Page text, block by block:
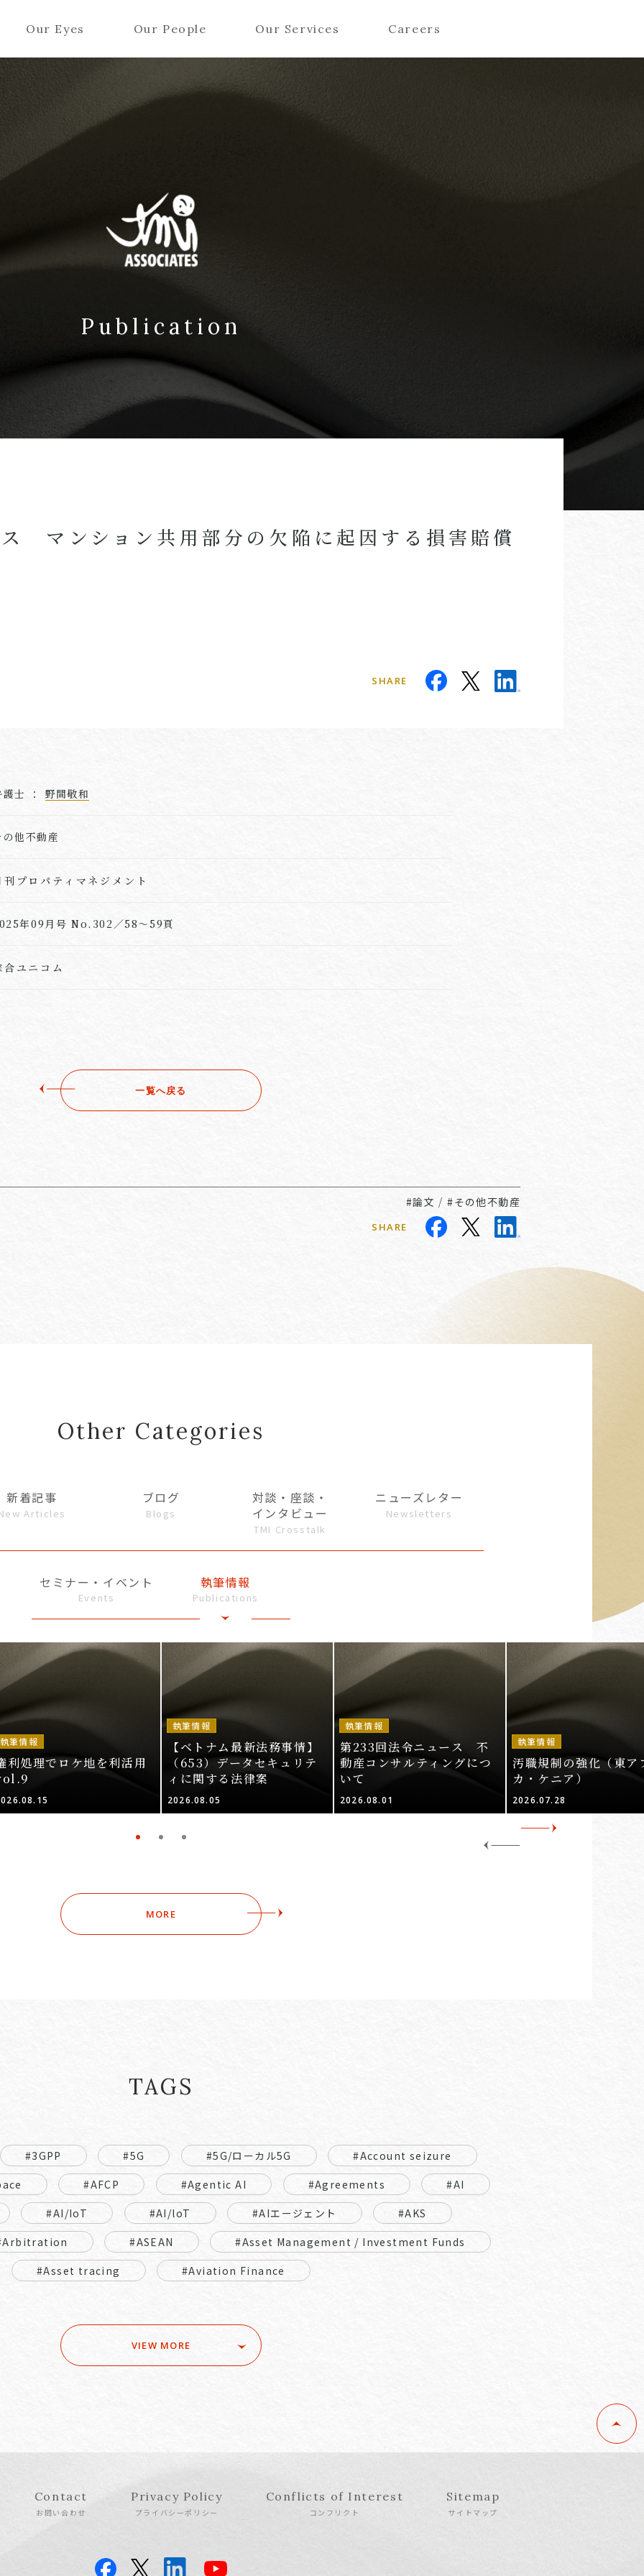
Our Eyes Our People Our Services Careers
Publication
マンション共用部分の欠陥に起因する損害賠償
SHARE
護士 ： 野間敬和
の他不動産
刊プロパティマネジメント
年09月号 No.302／58～59頁
合ユニコム
一覧へ戻る
#論文 /#その他不動産
SHARE
Other Categories
新着記事
Articles
ブログ
Blogs
対談・座談・
インタビュー
TMI Crosstalk
ニューズレター
Newsletters
セミナー・イベント
Events
執筆情報
Publications
執筆情報
利処理でロケ地を利活用
執筆情報
【ベトナム最新法務事情】
（653）データセキュリテ
ィに関する法律案
2026.08.05
執筆情報
第233回法令ニュース 不
動産コンサルティングにつ
いて
2026.08.01
執筆情報
汚職規制の強化（東ア
カ・ケニア）
2026.07.28
MORE
TAGS
#3GPP #5G #5G/ローカル5G
#Account seizure
#AFCP #Agentic AI #Agreements
#AI
#AI/IoT
#AI/loT #AIエージェント
#AKS
#ASEAN
#Asset Management / Investment Funds
#Asset tracing
#Aviation Finance
VIEW MORE
Contact
お問い合わせ
Privacy Policy
プライバシーポリシー
Conflicts of Interest
コンフリクト
Sitemap
サイトマップ